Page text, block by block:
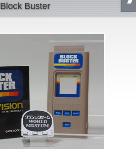
Block Buster